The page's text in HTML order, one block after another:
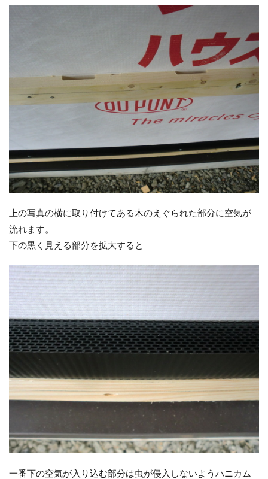
上の写真の横に取り付けてある木のえぐられた部分に空気が
流れます。
下の黒く見える部分を拡大すると
一番下の空気が入り込む部分は虫が侵入しないようハニカム